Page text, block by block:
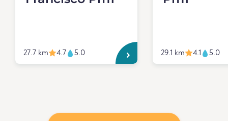
27.7 km 4.7 5.0 29.1 km 4.1 5.0